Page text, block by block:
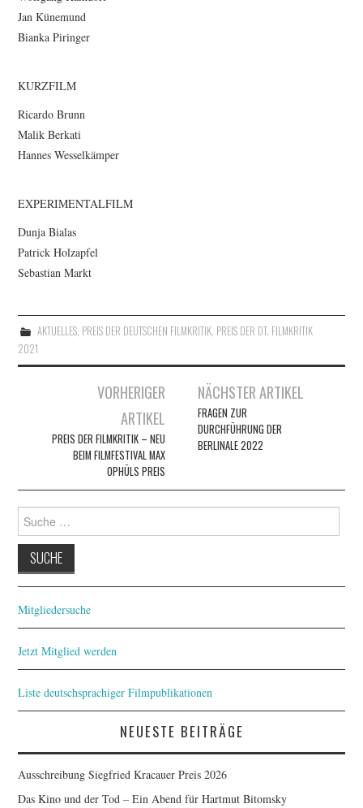
Jan Künemund
Bianka Piringer
KURZFILM
Ricardo Brunn
Malik Berkati
Hannes Wesselkämper
EXPERIMENTALFILM
Dunja Bialas
Patrick Holzapfel
Sebastian Markt
AKTUELLES, PREIS DER DEUTSCHEN FILMKRITIK, PREIS DER DT. FILMKRITIK
2021
VORHERIGER
ARTIKEL
PREIS DER FILMKRITIK – NEU
BEIM FILMFESTIVAL MAX
OPHÜLS PREIS
NÄCHSTER ARTIKEL
FRAGEN ZUR
DURCHFÜHRUNG DER
BERLINALE 2022
Suche
nach:
Mitgliedersuche
Jetzt Mitglied werden
Liste deutschsprachiger Filmpublikationen
NEUESTE BEITRÄGE
Ausschreibung Siegfried Kracauer Preis 2026
Das Kino und der Tod – Ein Abend für Hartmut Bitomsky